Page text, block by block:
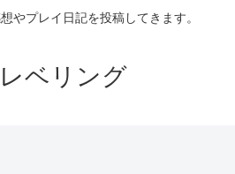
やプレイ日記を投稿してきます。
ベリング